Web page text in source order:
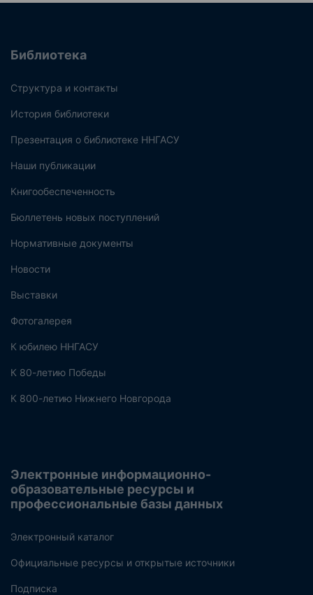
Библиотека
Структура и контакты
История библиотеки
Презентация о библиотеке ННГАСУ
Наши публикации
Книгообеспеченность
Бюллетень новых поступлений
Нормативные документы
Новости
Выставки
Фотогалерея
К юбилею ННГАСУ
К 80-летию Победы
К 800-летию Нижнего Новгорода
Электронные информационно-
образовательные ресурсы и
профессиональные базы данных
Электронный каталог
Официальные ресурсы и открытые источники
Подписка